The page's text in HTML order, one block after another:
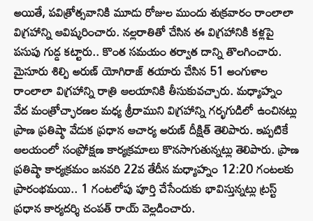
అయితే, పవిత్రోత్సవానికి మూడు రోజుల ముందు శుక్రవారం రాంలాలా
విగ్రహాన్ని ఆవిష్కరించారు. నల్లరాతితో చేసిన ఈ విగ్రహానికి కళ్లపై
పసుపు గుడ్డ కట్టారు.. కొంత సమయం తర్వాత దాన్ని తొలగించారు.
మైసూరు శిల్పి అరుణ్ యోగిరాజ్ తయారు చేసిన 51 అంగుళాల
రాంలాలా విగ్రహాన్ని రాత్రి ఆలయానికి తీసుకువచ్చారు. మధ్యాహ్నం
వేద మంత్రోచ్ఛారణల మధ్య శ్రీరాముని విగ్రహాన్ని గర్భగుడిలో ఉంచినట్లు
ప్రాణ ప్రతిష్ఠా వేడుక ప్రధాన ఆచార్య అరుణ్ దీక్షిత్ తెలిపారు. ఇప్పటికే
ఆలయంలో సంప్రోక్షణ కార్యక్రమాలు కొనసాగుతున్నట్లు తెలిపారు. ప్రాణ
ప్రతిష్ఠా కార్యక్రమం జనవరి 22వ తేదీన మధ్యాహ్నం 12:20 గంటలకు
ప్రారంభమయి.. 1 గంటలోపు పూర్తి చేసేందుకు భావిస్తున్నట్లు ట్రస్ట్
ప్రధాన కార్యదర్శి చంపత్ రాయ్ వెల్లడించారు.